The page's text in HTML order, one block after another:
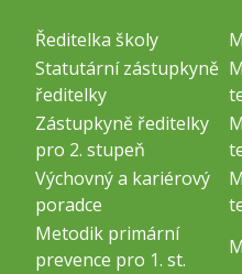
Ředitelka školy
Statutární zástupkyně
ředitelky
Zástupkyně ředitelky
pro 2. stupeň
Výchovný a kariérový
poradce
Metodik primární
prevence pro 1. st.